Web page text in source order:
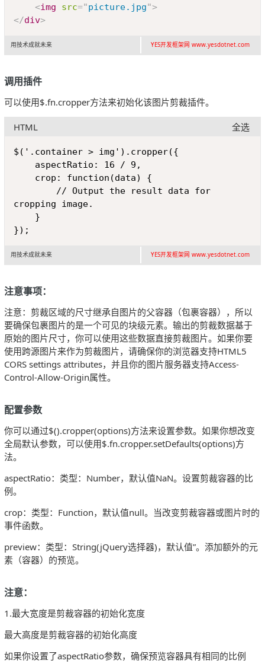
<img src="picture.jpg">
</div>
用技术成就未来 YES开发框架网 www.yesdotnet.com
调用插件
可以使用$.fn.cropper方法来初始化该图片剪裁插件。
HTML 全选
$('.container > img').cropper({
cropping image.
});
用技术成就未来 YES开发框架网 www.yesdotnet.com
注意事项：
注意：剪裁区域的尺寸继承自图片的父容器（包裹容器），所以
要确保包裹图片的是一个可见的块级元素。输出的剪裁数据基于
原始的图片尺寸，你可以使用这些数据直接剪裁图片。如果你要
使用跨源图片来作为剪裁图片，请确保你的浏览器支持HTML5
CORS settings attributes，并且你的图片服务器支持Access-
Control-Allow-Origin属性。
配置参数
你可以通过$().cropper(options)方法来设置参数。如果你想改变
全局默认参数，可以使用$.fn.cropper.setDefaults(options)方
法。
aspectRatio：类型：Number，默认值NaN。设置剪裁容器的比
例。
crop：类型：Function，默认值null。当改变剪裁容器或图片时的
事件函数。
preview：类型：String(jQuery选择器)，默认值”。添加额外的元
素（容器）的预览。
注意：
1.最大宽度是剪裁容器的初始化宽度
最大高度是剪裁容器的初始化高度
如果你设置了aspectRatio参数，确保预览容器具有相同的比例